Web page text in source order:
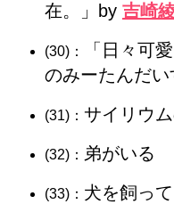
在。」by 吉崎
(30)：
「日々可
のみーたんだ
(31)： サイリウ
(32)： 弟がいる
(33)： 犬を飼っ